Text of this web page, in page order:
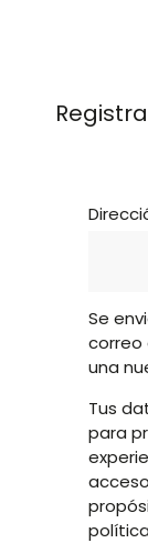
Se
correo
una
Tus
para